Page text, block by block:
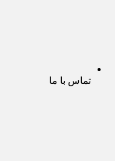
تماس با ما